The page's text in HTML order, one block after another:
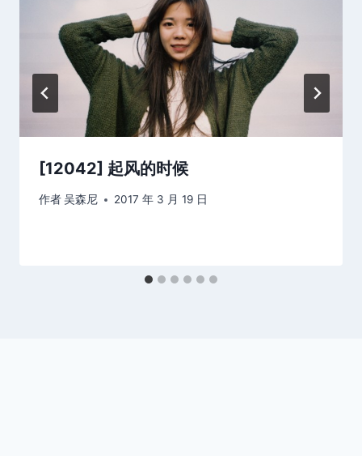
[12042] 起风的时候
作者吴森尼 2017 年 3 月 19 日